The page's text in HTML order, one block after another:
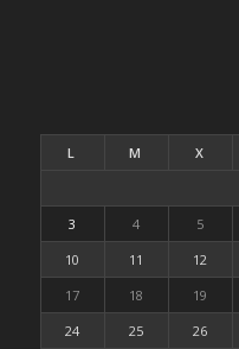
L M X
3
4 5
10
11 12
17
18 19
24
25 26